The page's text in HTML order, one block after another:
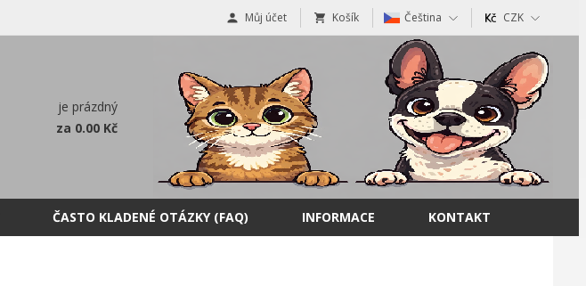
Můj účet Košík Čeština CZK
je prázdný
za 0.00 Kč
ČASTO KLADENÉ OTÁZKY (FAQ) INFORMACE KONTAKT